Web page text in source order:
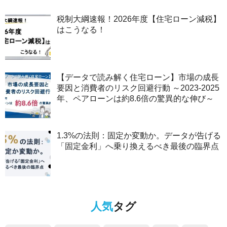
税制大綱速報！2026年度【住宅ローン減税】
はこうなる！
【データで読み解く住宅ローン】市場の成長
要因と消費者のリスク回避行動 ～2023-2025
年、ペアローンは約8.6倍の驚異的な伸び～
1.3%の法則：固定か変動か。データが告げる
「固定金利」へ乗り換えるべき最後の臨界点
人気タグ